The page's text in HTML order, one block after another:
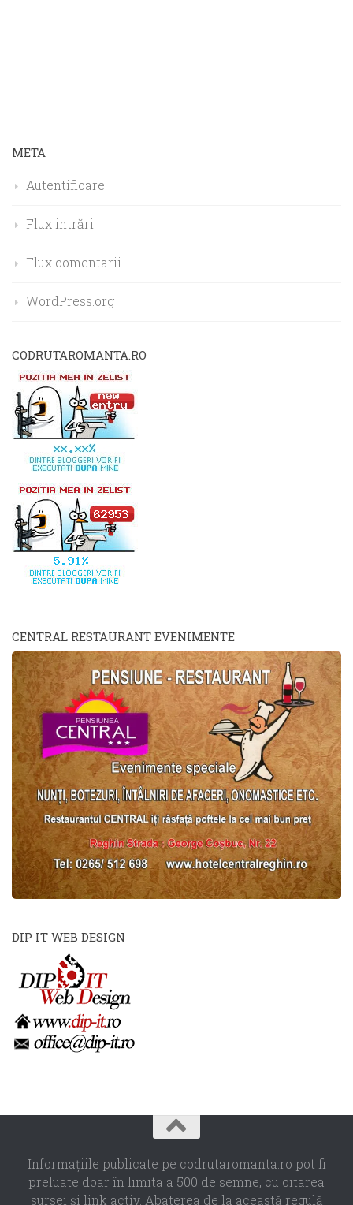
META
Autentificare
Flux intrări
Flux comentarii
WordPress.org
CODRUTAROMANTA.RO
CENTRAL RESTAURANT EVENIMENTE
DIP IT WEB DESIGN
Informaţiile publicate pe codrutaromanta.ro pot fi
preluate doar în limita a 500 de semne, cu citarea
sursei şi link activ. Abaterea de la această regulă